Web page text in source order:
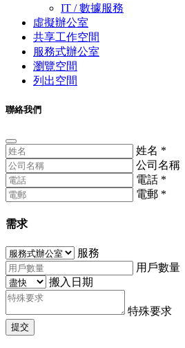
IT / 數據服務
虛擬辦公室
共享工作空間
服務式辦公室
瀏覽空間
列出空間
聯絡我們
姓名 *
公司名稱
電話 *
電郵 *
需求
服務
用戶數量
搬入日期
特殊要求
提交